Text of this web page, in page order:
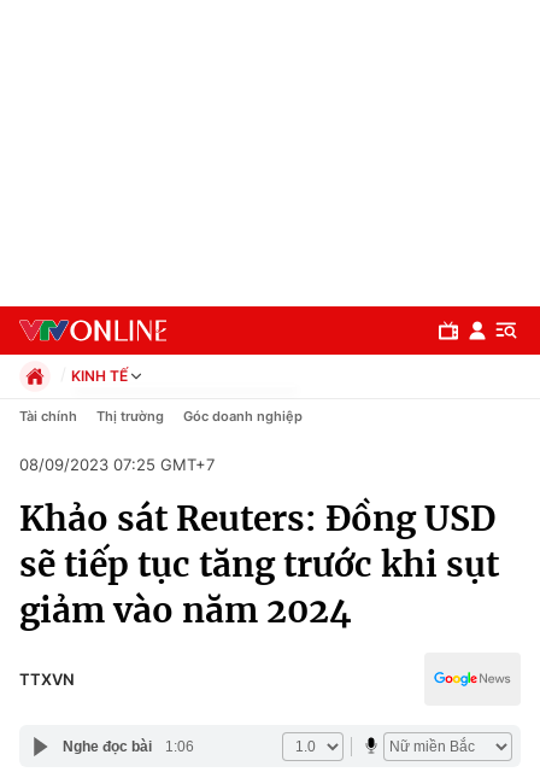
Chuyên mục
Chính trị
Xã hội
Pháp luật
Y tế
KINH TẾ
Chính trị
Pháp luật
Kinh tế
Thể thao
Truyền hình
Văn hóa - Giải trí
Tài chính Thị trường Góc doanh nghiệp
08/09/2023 07:25 GMT+7
Khảo sát Reuters: Đồng USD
sẽ tiếp tục tăng trước khi sụt
giảm vào năm 2024
TTXVN
Nghe đọc bài 1:06